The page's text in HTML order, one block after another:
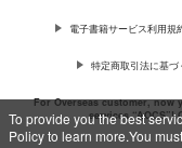
To provide you the best
Policy to learn more.You
電子書籍サービス利用規
特定商取引法に基づ
For Overseas customer, now
services